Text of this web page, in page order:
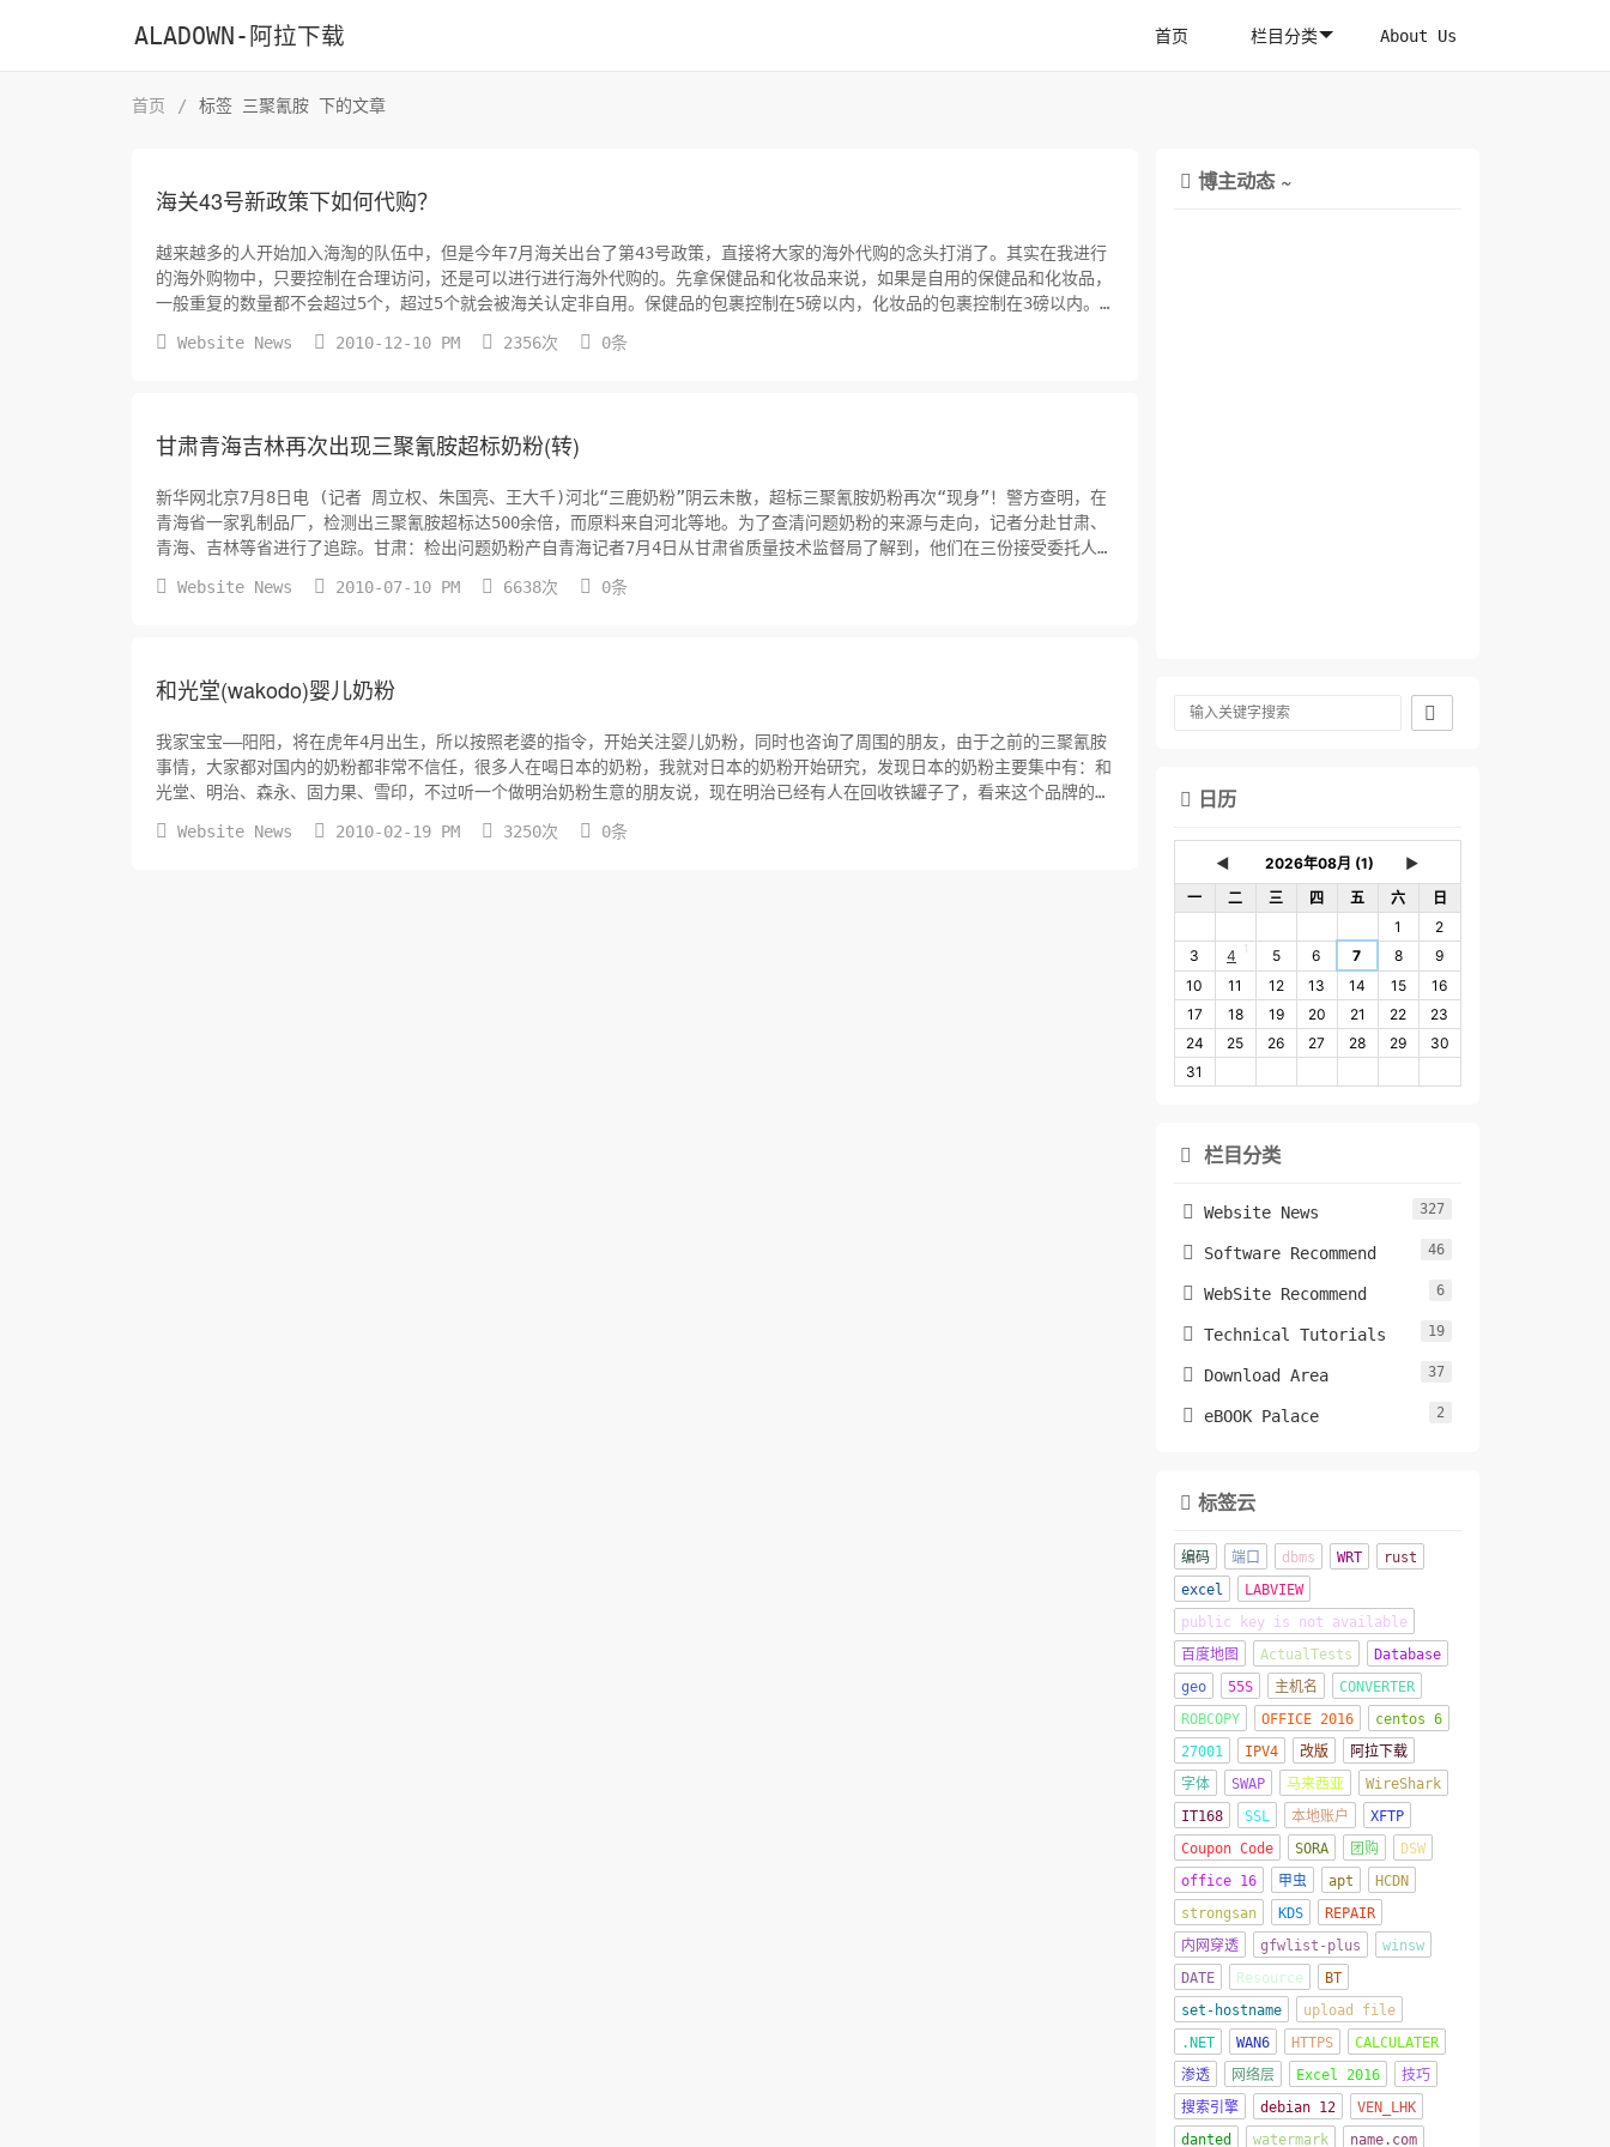
ALADOWN-阿拉下载 首页 栏目分类 About Us
首页 / 标签 三聚氰胺 下的文章
海关43号新政策下如何代购？
越来越多的人开始加入海淘的队伍中，但是今年7月海关出台了第43号政策，直接将大家的海外代购的念头打消了。其实在我进行
的海外购物中，只要控制在合理访问，还是可以进行进行海外代购的。先拿保健品和化妆品来说，如果是自用的保健品和化妆品，
一般重复的数量都不会超过5个，超过5个就会被海关认定非自用。保健品的包裹控制在5磅以内，化妆品的包裹控制在3磅以内。
 Website News  2010-12-10 PM  2356次  0条
甘肃青海吉林再次出现三聚氰胺超标奶粉(转)
新华网北京7月8日电 (记者 周立权、朱国亮、王大千)河北“三鹿奶粉”阴云未散，超标三聚氰胺奶粉再次“现身”！警方查明，在
青海省一家乳制品厂，检测出三聚氰胺超标达500余倍，而原料来自河北等地。为了查清问题奶粉的来源与走向，记者分赴甘肃、
青海、吉林等省进行了追踪。甘肃：检出问题奶粉产自青海记者7月4日从甘肃省质量技术监督局了解到，他们在三份接受委托人送
 Website News  2010-07-10 PM  6638次  0条
和光堂(wakodo)婴儿奶粉
我家宝宝——阳阳，将在虎年4月出生，所以按照老婆的指令，开始关注婴儿奶粉，同时也咨询了周围的朋友，由于之前的三聚氰胺
事情，大家都对国内的奶粉都非常不信任，很多人在喝日本的奶粉，我就对日本的奶粉开始研究，发现日本的奶粉主要集中有：和
光堂、明治、森永、固力果、雪印，不过听一个做明治奶粉生意的朋友说，现在明治已经有人在回收铁罐子了，看来这个品牌的假
 Website News  2010-02-19 PM  3250次  0条
 博主动态 ~

 日历
◄
►
一
二 三 四 五 六
日
1
2
3
4 1 5 6 7 8
9
10
11 12 13 14 15
16
17
18 19 20 21 22
23
24
25 26 27 28 29
30
31
 栏目分类
 Website News 327
 Software Recommend 46
 WebSite Recommend 6
 Technical Tutorials 19
 Download Area 37
 eBOOK Palace 2
 标签云
编码 端口 dbms WRT
rust
excel
LABVIEW
public key is not available
百度地图
ActualTests
Database
geo
55S 主机名
CONVERTER
ROBCOPY
OFFICE 2016
centos 6
27001
IPV4 改版
阿拉下载
字体
SWAP 马来西亚
WireShark
IT168
SSL 本地账户
XFTP
Coupon Code
SORA 团购
DSW
office 16
甲虫 apt
HCDN
strongsan
KDS
REPAIR
内网穿透
gfwlist-plus
winsw
DATE
Resource
BT
set-hostname
upload file
.NET
WAN6 HTTPS
CALCULATER
渗透
网络层 Excel 2016
技巧
搜索引擎
debian 12
VEN_LHK
danted
watermark name.com